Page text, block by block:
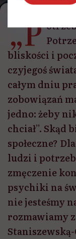
„P
bliskości i
czyjegoś
całym dniu
zobowiązań
jedno: żeby
chciał”. Skąd
społeczne?
ludzi i
zmęczenie
psychiki na
nie jesteśmy
rozmawiamy